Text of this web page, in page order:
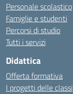
Personale scolastico
Famiglie e studenti
Percorsi di studio
Tutti i servizi
Didattica
Offerta formativa
I progetti delle classi